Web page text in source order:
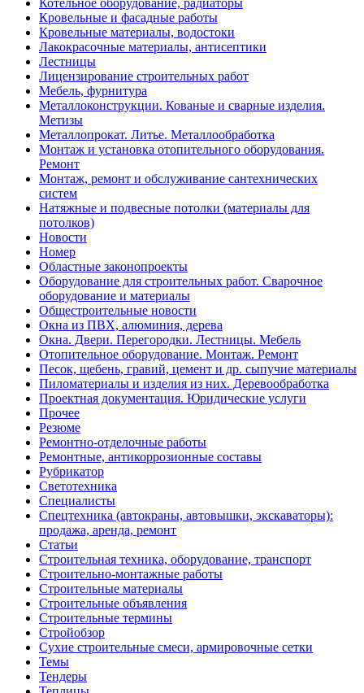
Кровельные и фасадные работы
Кровельные материалы, водостоки
Лакокрасочные материалы, антисептики
Лестницы
Лицензирование строительных работ
Мебель, фурнитура
Металлоконструкции. Кованые и сварные изделия.
Метизы
Металлопрокат. Литье. Металлообработка
Монтаж и установка отопительного оборудования.
Ремонт
Монтаж, ремонт и обслуживание сантехнических
систем
Натяжные и подвесные потолки (материалы для
потолков)
Новости
Номер
Областные законопроекты
Оборудование для строительных работ. Сварочное
оборудование и материалы
Общестроительные новости
Окна из ПВХ, алюминия, дерева
Окна. Двери. Перегородки. Лестницы. Мебель
Отопительное оборудование. Монтаж. Ремонт
Песок, щебень, гравий, цемент и др. сыпучие материалы
Пиломатериалы и изделия из них. Деревообработка
Проектная документация. Юридические услуги
Прочее
Резюме
Ремонтно-отделочные работы
Ремонтные, антикоррозионные составы
Рубрикатор
Светотехника
Специалисты
Спецтехника (автокраны, автовышки, экскаваторы):
продажа, аренда, ремонт
Статьи
Строительная техника, оборудование, транспорт
Строительно-монтажные работы
Строительные материалы
Строительные объявления
Строительные термины
Стройобзор
Сухие строительные смеси, армировочные сетки
Темы
Тендеры